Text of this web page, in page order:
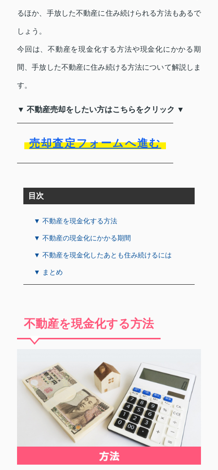
るほか、手放した不動産に住み続けられる方法もあるで
しょう。
今回は、不動産を現金化する方法や現金化にかかる期
間、手放した不動産に住み続ける方法について解説しま
す。
▼ 不動産売却をしたい方はこちらをクリック ▼
売却査定フォームへ進む
目次
▼ 不動産を現金化する方法
▼ 不動産の現金化にかかる期間
▼ 不動産を現金化したあとも住み続けるには
▼ まとめ
不動産を現金化する方法